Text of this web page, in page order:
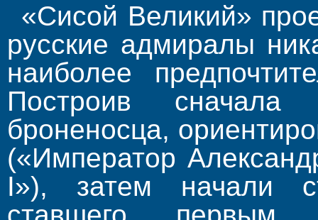
«Сисой Великий»
русские адмиралы
наиболее
Построив
броненосца,
(«Император
I»), затем начали